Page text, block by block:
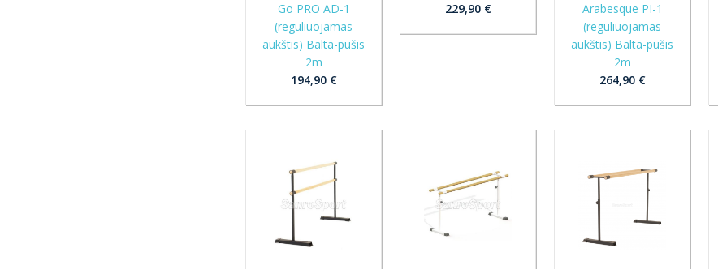
Go PRO AD-1
(reguliuojamas
aukštis) Balta-pušis
2m
194,90 €
229,90 €
Arabesque PI-1
(reguliuojamas
aukštis) Balta-pušis
2m
264,90 €